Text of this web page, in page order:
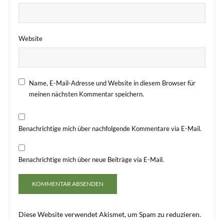
Website
Name, E-Mail-Adresse und Website in diesem Browser für
meinen nächsten Kommentar speichern.
Benachrichtige mich über nachfolgende Kommentare via E-Mail.
Benachrichtige mich über neue Beiträge via E-Mail.
Diese Website verwendet Akismet, um Spam zu reduzieren.